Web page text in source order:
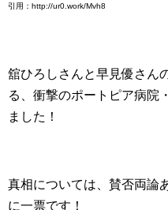
引用：http://ur0.work/Mvh8
舘ひろしさんと早見優さん
る、衝撃のポートピア病院
ました！
真相については、賛否両論
に一票です！